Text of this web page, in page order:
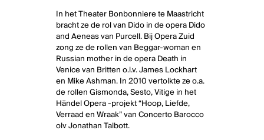
In het Theater Bonbonniere te Maastricht
bracht ze de rol van Dido in de opera Dido
and Aeneas van Purcell. Bij Opera Zuid
zong ze de rollen van Beggar-woman en
Russian mother in de opera Death in
Venice van Britten o.l.v. James Lockhart
en Mike Ashman. In 2010 vertolkte ze o.a.
de rollen Gismonda, Sesto, Vitige in het
Händel Opera -projekt “Hoop, Liefde,
Verraad en Wraak” van Concerto Barocco
olv Jonathan Talbott.